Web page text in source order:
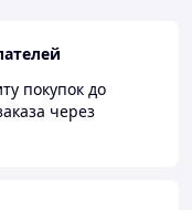
покупок до
через